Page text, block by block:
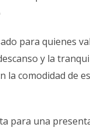
para quienes
y la
la comodidad de
para una